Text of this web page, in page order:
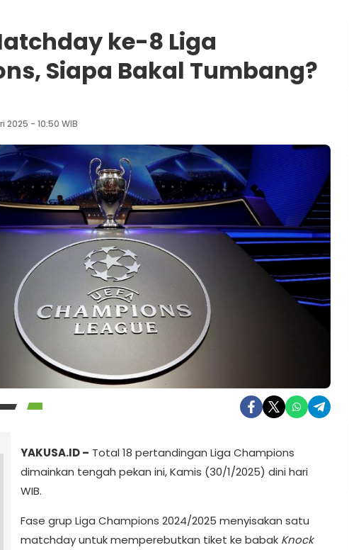
ke-8 Liga
Siapa Bakal Tumbang?
2025 - 10:50 WIB
YAKUSA.ID – Total 18 pertandingan Liga Champions
dimainkan tengah pekan ini, Kamis (30/1/2025) dini hari
WIB.
Fase grup Liga Champions 2024/2025 menyisakan satu
matchday untuk memperebutkan tiket ke babak Knock